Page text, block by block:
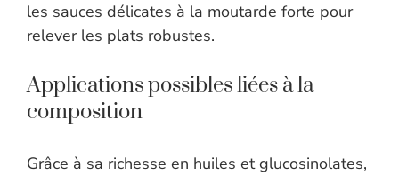
les sauces délicates à la moutarde forte pour
relever les plats robustes.
Applications possibles liées à la
composition
Grâce à sa richesse en huiles et glucosinolates,